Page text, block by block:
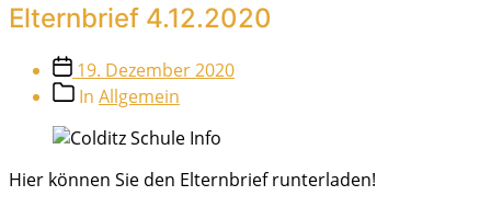
Elternbrief 4.12.2020
Veröffentlichungsdatum
19. Dezember 2020
Beitragskategorien
In Allgemein
Hier können Sie den Elternbrief runterladen!